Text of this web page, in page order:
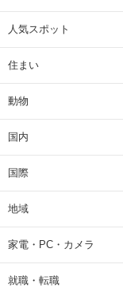
人気スポット
住まい
動物
国内
国際
地域
家電・PC・カメラ
就職・転職